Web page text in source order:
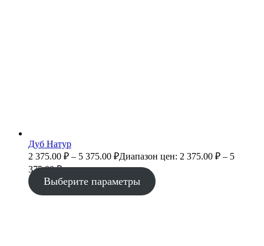
Дуб Натур
2 375.00 ₽ – 5 375.00 ₽Диапазон цен: 2 375.00 ₽ – 5
375.00 ₽
Выберите параметры